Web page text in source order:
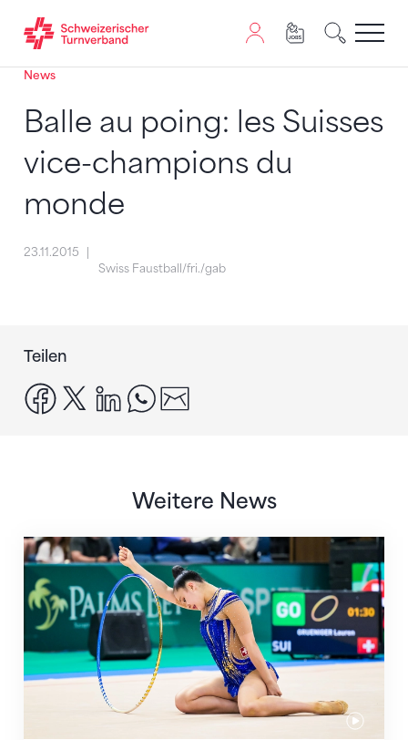
Zum Inhalt springen
Zur Sitemap navigieren
Zum Navigieren dieser Seite wird JavaScript benötigt.
News
Balle au poing: les Suisses
vice-champions du
monde
23.11.2015
Swiss Faustball/fri./gab
Teilen
facebook
x linkedinwhatsapp
Weitere News
Nächster Halt: Weltmeisterschaft